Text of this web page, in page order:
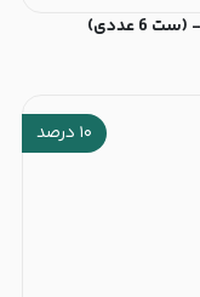
۱۰ درصد